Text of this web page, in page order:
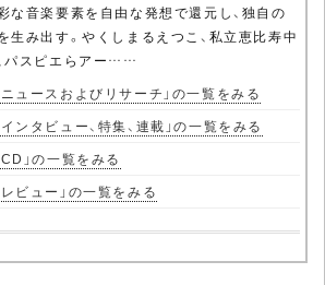
な音楽要素を自由な発想で還元し、独自の
生み出す。やくしまるえつこ、私立恵比寿中
パスピエらアー……
ニュースおよびリサーチ」の一覧をみる
インタビュー、特集、連載」の一覧をみる
CD」の一覧をみる
レビュー」の一覧をみる